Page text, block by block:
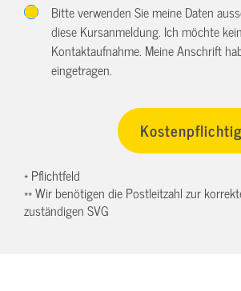
Bitte verwenden Sie meine Daten
diese Kursanmeldung. Ich möchte
Kontaktaufnahme. Meine Anschrift
eingetragen.
* Pflichtfeld
** Wir benötigen die Postleitzahl zur
zuständigen SVG